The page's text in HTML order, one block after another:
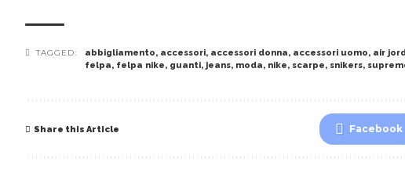
TAGGED: abbigliamento, accessori, accessori donna, accessori uomo, air
felpa, felpa nike, guanti, jeans, moda, nike, scarpe, snikers,
Share this Article Facebook